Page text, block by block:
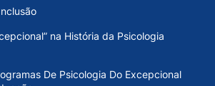
na História da Psicologia
De Psicologia Do Excepcional